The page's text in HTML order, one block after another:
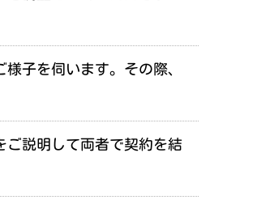
子を伺います。その際、
ご説明して両者で契約を結